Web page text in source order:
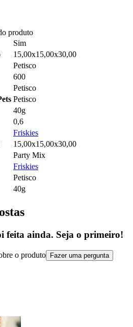
produto
Sim
15,00x15,00x30,00
Petisco
600
Petisco
Petisco
40g
0,6
Friskies
15,00x15,00x30,00
Party Mix
Friskies
Petisco
40g
feita ainda. Seja o primeiro!
o produto Fazer uma pergunta